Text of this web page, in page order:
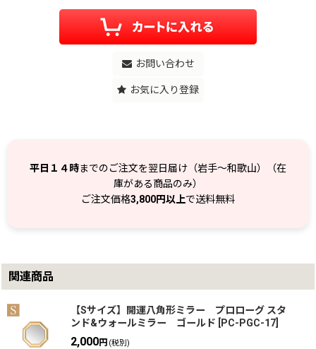
お問い合わせ
お気に入り登録
平日１４時までのご注文を翌日届け（岩手～和歌山）（在
庫がある商品のみ）
ご注文価格3,800円以上で送料無料
関連商品
【Sサイズ】開運八角形ミラー プロローグ スタ
ンド&ウォールミラー ゴールド
PC-PGC-17
2,000円 (税別)